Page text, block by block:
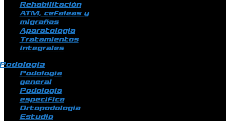
Rehabilitación
ATM, cefaleas y
migrañas
Aparatología
Tratamientos
integrales
Podología
general
Podología
específica
Ortopodología
Estudio